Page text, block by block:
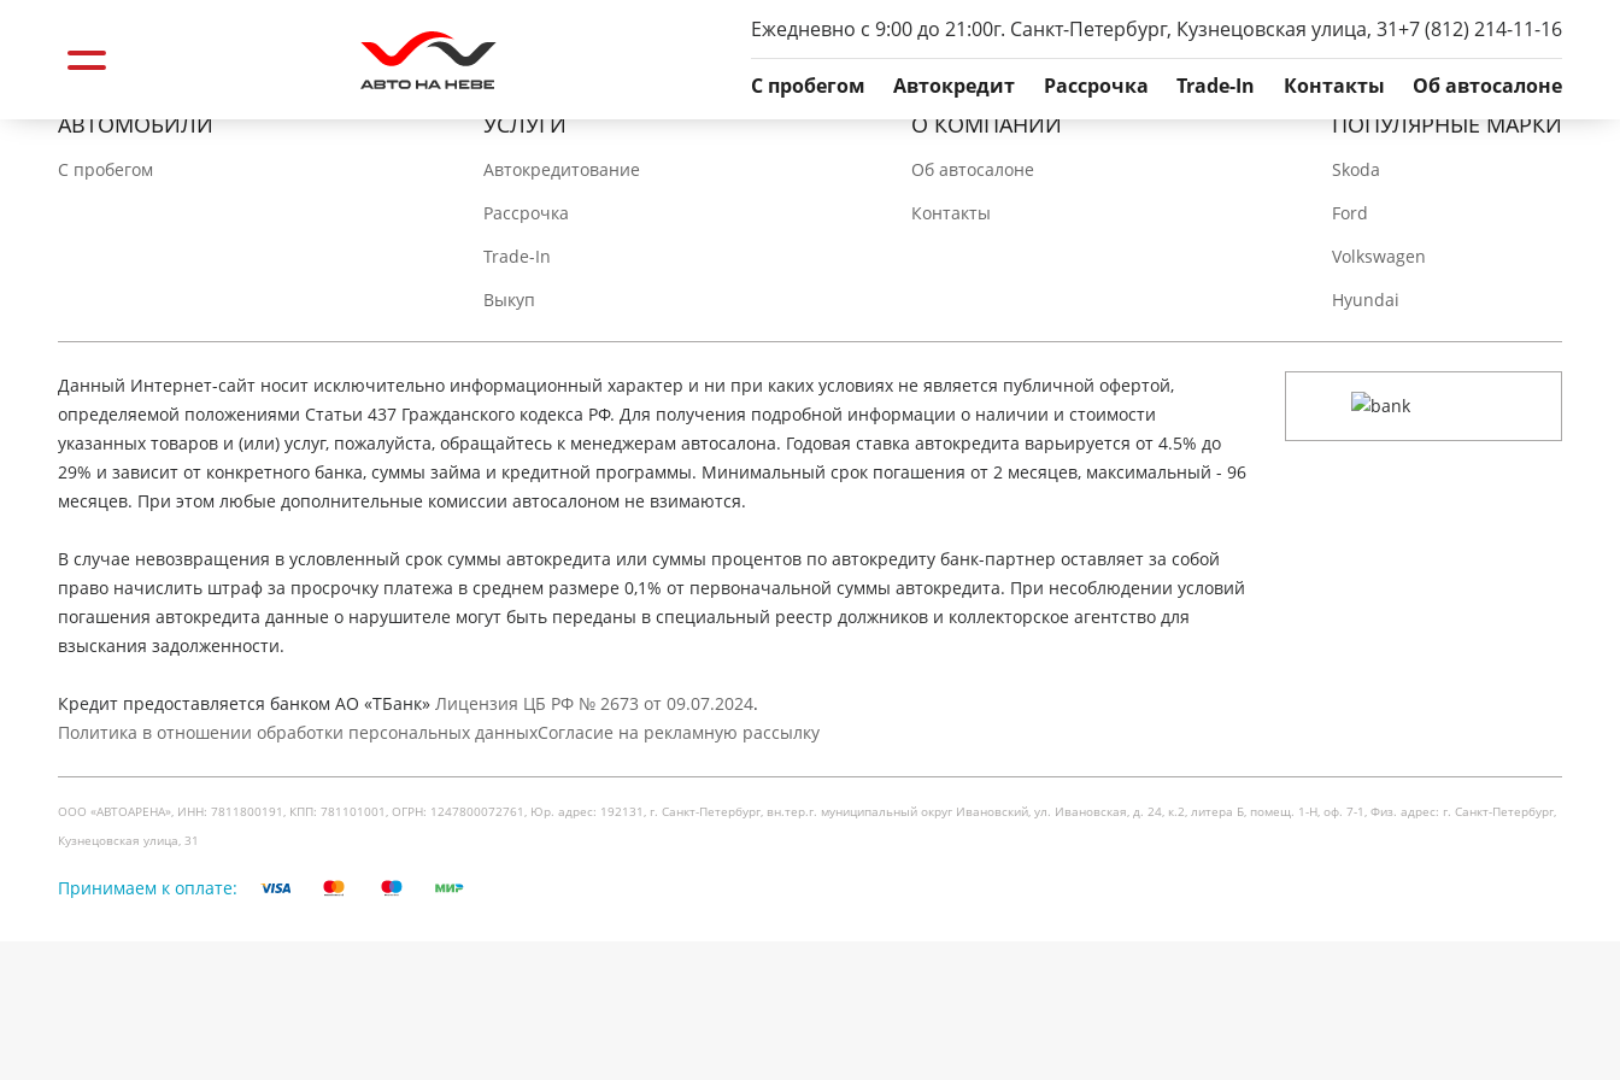
Ежедневно с 9:00 до 21:00г. Санкт-Петербург, Кузнецовская улица, 31+7 (812) 214-11-16
C пробегом Автокредит Рассрочка Trade-In Контакты Об автосалоне
АВТОМОБИЛИ
C пробегом
УСЛУГИ
Автокредитование
Рассрочка
Trade-In
Выкуп
О КОМПАНИИ
Об автосалоне
Контакты
ПОПУЛЯРНЫЕ МАРКИ
Skoda
Ford
Volkswagen
Hyundai
Данный Интернет-сайт носит исключительно информационный характер и ни при каких условиях не является публичной офертой,
определяемой положениями Статьи 437 Гражданского кодекса РФ. Для получения подробной информации о наличии и стоимости
указанных товаров и (или) услуг, пожалуйста, обращайтесь к менеджерам автосалона. Годовая ставка автокредита варьируется от 4.5% до
29% и зависит от конкретного банка, суммы займа и кредитной программы. Минимальный срок погашения от 2 месяцев, максимальный - 96
месяцев. При этом любые дополнительные комиссии автосалоном не взимаются.
В случае невозвращения в условленный срок суммы автокредита или суммы процентов по автокредиту банк-партнер оставляет за собой
право начислить штраф за просрочку платежа в среднем размере 0,1% от первоначальной суммы автокредита. При несоблюдении условий
погашения автокредита данные о нарушителе могут быть переданы в специальный реестр должников и коллекторское агентство для
взыскания задолженности.
Кредит предоставляется банком АО «ТБанк» Лицензия ЦБ РФ № 2673 от 09.07.2024.
Политика в отношении обработки персональных данныхСогласие на рекламную рассылку
ООО «АВТОАРЕНА», ИНН: 7811800191, КПП: 781101001, ОГРН: 1247800072761, Юр. адрес: 192131, г. Санкт-Петербург, вн.тер.г. муниципальный округ Ивановский, ул. Ивановская, д. 24, к.2, литера Б, помещ. 1-Н, оф. 7-1, Физ. адрес: г. Санкт-Петербург,
Кузнецовская улица, 31
Принимаем к оплате: